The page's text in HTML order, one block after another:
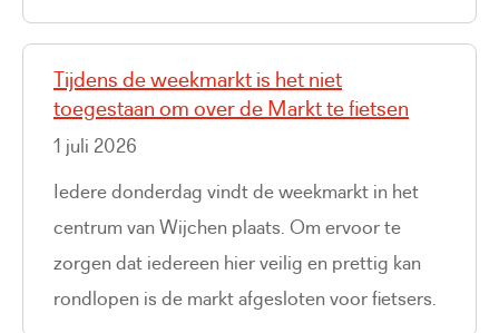
Tijdens de weekmarkt is het niet
toegestaan om over de Markt te fietsen
1 juli 2026
Iedere donderdag vindt de weekmarkt in het
centrum van Wijchen plaats. Om ervoor te
zorgen dat iedereen hier veilig en prettig kan
rondlopen is de markt afgesloten voor fietsers.